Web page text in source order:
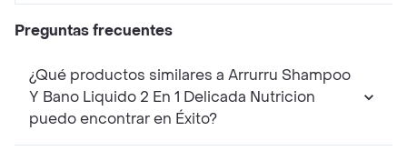
Preguntas frecuentes
¿Qué productos similares a Arrurru Shampoo
Y Bano Liquido 2 En 1 Delicada Nutricion
puedo encontrar en Éxito?